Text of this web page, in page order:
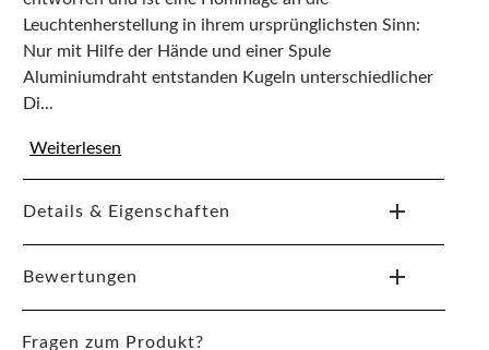
Leuchtenherstellung in ihrem ursprünglichsten Sinn:
Nur mit Hilfe der Hände und einer Spule
Aluminiumdraht entstanden Kugeln unterschiedlicher
Di...
Weiterlesen
Details & Eigenschaften
Bewertungen
Fragen zum Produkt?